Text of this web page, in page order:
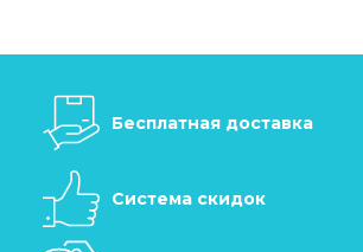
Бесплатная доставка
Система скидок